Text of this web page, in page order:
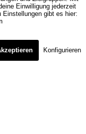
Einwilligung jederzeit
Einstellungen gibt es hier:
Konfigurieren